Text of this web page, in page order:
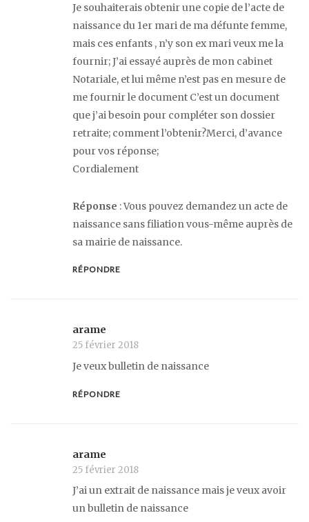
Je souhaiterais obtenir une copie de l’acte de
naissance du 1er mari de ma défunte femme,
mais ces enfants , n’y son ex mari veux me la
fournir; J’ai essayé auprès de mon cabinet
Notariale, et lui même n’est pas en mesure de
me fournir le document C’est un document
que j’ai besoin pour compléter son dossier
retraite; comment l’obtenir?Merci, d’avance
pour vos réponse;
Cordialement
Réponse : Vous pouvez demandez un acte de
naissance sans filiation vous-même auprès de
sa mairie de naissance.
RÉPONDRE
arame
25 février 2018
Je veux bulletin de naissance
RÉPONDRE
arame
25 février 2018
J’ai un extrait de naissance mais je veux avoir
un bulletin de naissance